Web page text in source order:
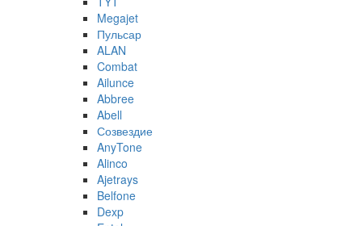
Megajet
Пульсар
ALAN
Combat
Ailunce
Abbree
Abell
Созвездие
AnyTone
Alinco
Ajetrays
Belfone
Dexp